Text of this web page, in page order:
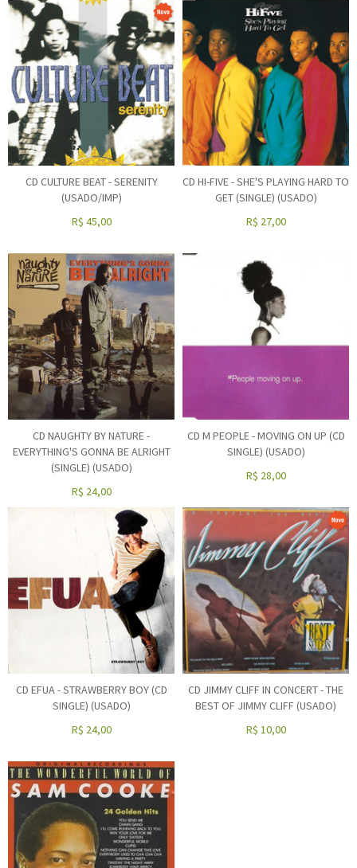
CD CULTURE BEAT - SERENITY
(USADO/IMP)
R$ 45,00
CD HI-FIVE - SHE'S PLAYING HARD TO
GET (SINGLE) (USADO)
R$ 27,00
CD NAUGHTY BY NATURE -
EVERYTHING'S GONNA BE ALRIGHT
(SINGLE) (USADO)
R$ 24,00
CD M PEOPLE - MOVING ON UP (CD
SINGLE) (USADO)
R$ 28,00
CD EFUA - STRAWBERRY BOY (CD
SINGLE) (USADO)
R$ 24,00
CD JIMMY CLIFF IN CONCERT - THE
BEST OF JIMMY CLIFF (USADO)
R$ 10,00